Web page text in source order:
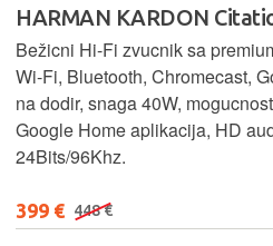
HARMAN KARDON
Bežicni Hi-Fi zvucnik sa
Wi-Fi, Bluetooth, Chromecast,
na dodir, snaga 40W,
Google Home aplikacija, HD
24Bits/96Khz.
399 € 448 €